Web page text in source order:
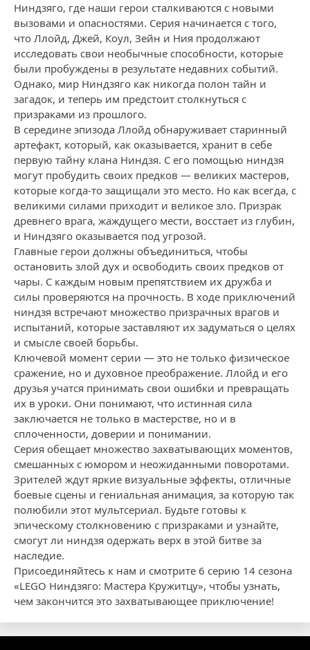
Ниндзяго, где наши герои сталкиваются с новыми
вызовами и опасностями. Серия начинается с того,
что Ллойд, Джей, Коул, Зейн и Ния продолжают
исследовать свои необычные способности, которые
были пробуждены в результате недавних событий.
Однако, мир Ниндзяго как никогда полон тайн и
загадок, и теперь им предстоит столкнуться с
призраками из прошлого.
В середине эпизода Ллойд обнаруживает старинный
артефакт, который, как оказывается, хранит в себе
первую тайну клана Ниндзя. С его помощью ниндзя
могут пробудить своих предков — великих мастеров,
которые когда-то защищали это место. Но как всегда, с
великими силами приходит и великое зло. Призрак
древнего врага, жаждущего мести, восстает из глубин,
и Ниндзяго оказывается под угрозой.
Главные герои должны объединиться, чтобы
остановить злой дух и освободить своих предков от
чары. С каждым новым препятствием их дружба и
силы проверяются на прочность. В ходе приключений
ниндзя встречают множество призрачных врагов и
испытаний, которые заставляют их задуматься о целях
и смысле своей борьбы.
Ключевой момент серии — это не только физическое
сражение, но и духовное преображение. Ллойд и его
друзья учатся принимать свои ошибки и превращать
их в уроки. Они понимают, что истинная сила
заключается не только в мастерстве, но и в
сплоченности, доверии и понимании.
Серия обещает множество захватывающих моментов,
смешанных с юмором и неожиданными поворотами.
Зрителей ждут яркие визуальные эффекты, отличные
боевые сцены и гениальная анимация, за которую так
полюбили этот мультсериал. Будьте готовы к
эпическому столкновению с призраками и узнайте,
смогут ли ниндзя одержать верх в этой битве за
наследие.
Присоединяйтесь к нам и смотрите 6 серию 14 сезона
«LEGO Ниндзяго: Мастера Кружитцу», чтобы узнать,
чем закончится это захватывающее приключение!